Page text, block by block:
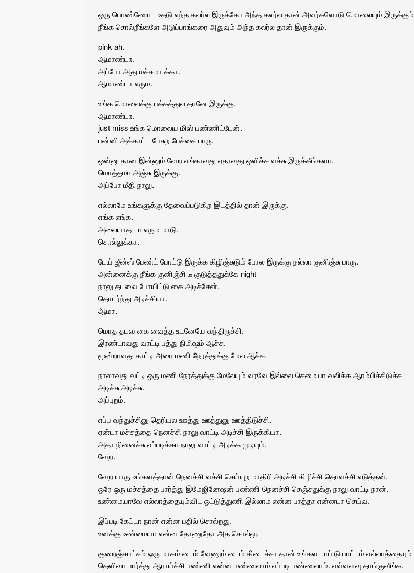
ஒரு பொண்ணோட உதடு எந்த கலர்ல இருக்கோ அந்த கலர்ல தான் அவர்களோடு மொலையும் இருக்கும்
நீங்க சொல்றீங்களே அடுப்பாங்கரை அதுவும் அந்த கலர்ல தான் இருக்கும்.
pink ah.
ஆமாண்டா.
அப்போ அது மச்சமா க்கா.
ஆமாண்டா எரும.
உங்க மொலைக்கு பக்கத்துல தானே இருக்கு.
ஆமாண்டா.
just miss உங்க மொலைய மிஸ் பண்ணிட்டேன்.
பன்னி அக்காட்ட பேசுற பேச்சை பாரு.
ஒன்னு தான இன்னும் வேற எங்காவது ஏதாவது ஒளிச்சு வச்சு இருக்கீங்களா.
மொத்தமா அஞ்சு இருக்கு.
அப்போ மீதி நாலு.
எல்லாமே உங்களுக்கு தேவைப்படுகிற இடத்தில் தான் இருக்கு.
எங்க எங்க.
அலையாத டா எரும மாடு.
சொல்லுக்கா.
டேய் ஜீன்ஸ் பேண்ட் போட்டு இருக்க கிழிஞ்சுடும் போல இருக்கு நல்லா குனிஞ்சு பாரு.
அன்னைக்கு நீங்க குனிஞ்சி டீ குடுத்ததுக்கே night
நாலு தடவை போயிட்டு கை அடிச்சேன்.
தொடர்ந்து அடிச்சியா.
ஆமா.
மொத தடவ கை வைத்த உடனேயே வந்திருச்சி.
இரண்டாவது வாட்டி பத்து நிமிஷம் ஆச்சு.
மூன்றாவது காட்டி அரை மணி நேரத்துக்கு மேல ஆச்சு.
நாலாவது வட்டி ஒரு மணி நேரத்துக்கு மேலேயும் வரவே இல்லை செமையா வலிக்க ஆரம்பிச்சிடுச்சு
அடிச்சு அடிச்சு.
அப்புறம்.
எப்ப வந்துச்சினு தெரியல ஊத்து ஊத்துனு ஊத்திடுச்சி.
ஏன்டா மச்சத்தை நெனச்சி நாலு வாட்டி அடிச்சி இருக்கியா.
அதா நினைச்சு எப்படிக்கா நாலு வாட்டி அடிக்க முடியும்.
வேற.
வேற யாரு உங்களத்தான் நெனச்சி வச்சி செய்யுற மாதிரி அடிச்சி கிழிச்சி தொவச்சி எடுத்தன்.
ஒரே ஒரு மச்சத்தை பார்த்து இமேஜினேஷன் பண்ணி நெனச்சி செஞ்சதுக்கு நாலு வாட்டி நான்.
உண்மையாவே எல்லாத்தையும்விட ஒட்டுத்துணி இல்லாம என்ன பாத்தா என்னடா செய்வ.
இப்படி கேட்டா நான் என்ன பதில் சொல்றது.
உனக்கு உண்மையா என்ன தோணுதோ அத சொல்லு.
குறைஞ்சபட்சம் ஒரு மாசம் டைம் வேணும் டைம் கிடைச்சா தான் உங்கள டாப் டு பாட்டம் எல்லாத்தையும்
தெளிவா பார்த்து ஆராய்ச்சி பண்ணி என்ன பண்ணலாம் எப்படி பண்ணலாம். எவ்வளவு தாங்குவீங்க.